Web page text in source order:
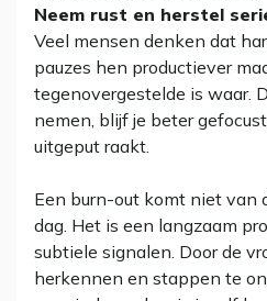
Neem rust en herstel
Veel mensen denken dat
pauzes hen productiever
tegenovergestelde is waar.
nemen, blijf je beter
uitgeput raakt.
Een burn-out komt niet van
dag. Het is een langzaam
subtiele signalen. Door de
herkennen en stappen te